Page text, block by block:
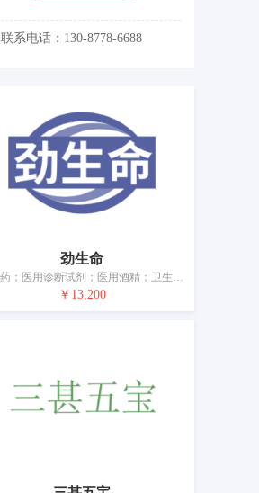
联系电话：130-8778-6688
劲生命
人用药；医用诊断试剂；医用酒精；卫生消毒剂；医用营养品；婴儿奶粉；净化剂；医用眼罩；婴儿尿布；消毒纸巾
￥13,200